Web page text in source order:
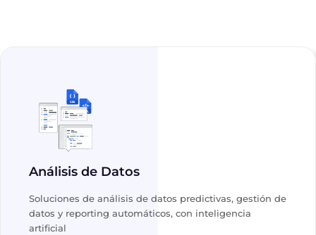
Análisis de Datos
Soluciones de análisis de datos predictivas, gestión de
datos y reporting automáticos, con inteligencia
artificial